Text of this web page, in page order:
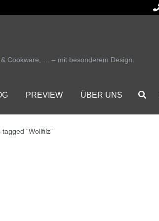
Cookware, … – mit besonderem Design.
PREVIEW ÜBER UNS
“Wollfilz”